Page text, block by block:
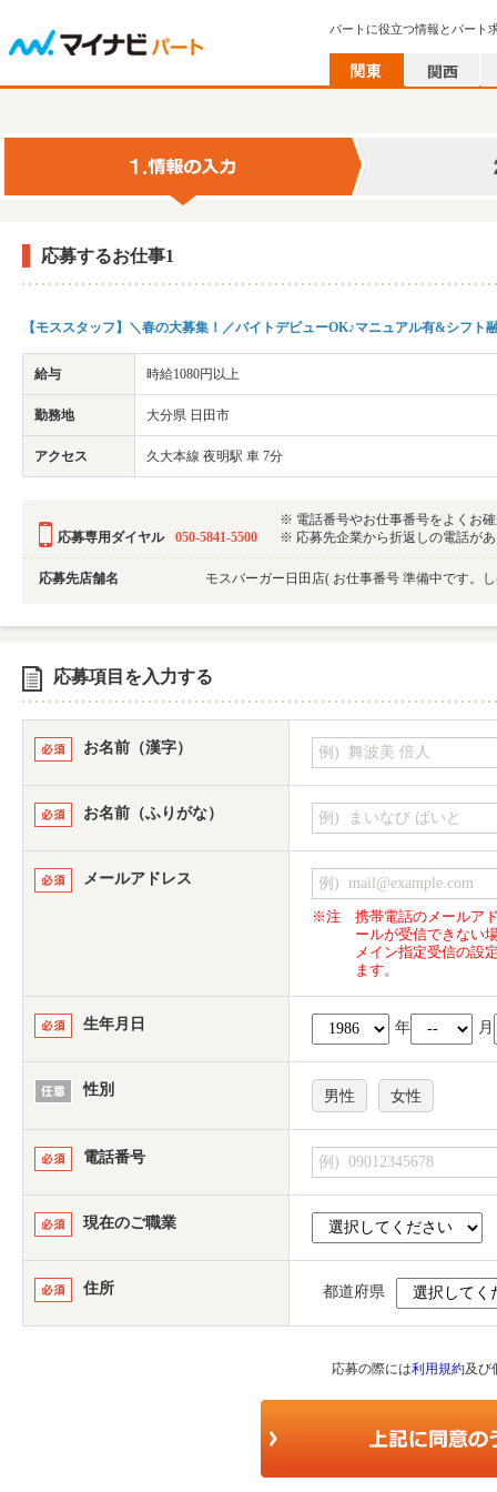
パートに役立つ情報とパート
応募するお仕事1
【モススタッフ】＼春の大募集！／バイトデビューOK♪マニュアル有&シフト
給与 時給1080円以上
勤務地 大分県 日田市
アクセス 久大本線 夜明駅 車 7分
応募専用ダイヤル 050-5841-5500
※ 電話番号やお仕事番号をよくお
※ 応募先企業から折返しの電話が
応募先店舗名 モスバーガー日田店( お仕事番号 準備中です。
応募項目を入力する
お名前（漢字）
お名前（ふりがな）
メールアドレス
※注
携帯電話のメールア
ールが受信できない
メイン指定受信の設
ます。
生年月日 年 月
性別 男性 女性
電話番号
現在のご職業
住所 都道府県
応募の際には利用規約及び